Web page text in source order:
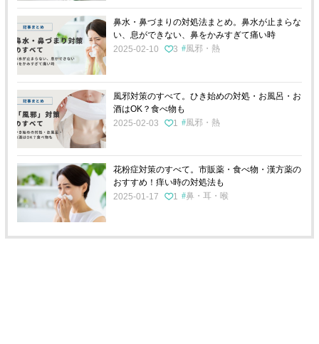
鼻水・鼻づまりの対処法まとめ。鼻水が止まらな
い、息ができない、鼻をかみすぎて痛い時
2025-02-10
3 風邪・熱
風邪対策のすべて。ひき始めの対処・お風呂・お
酒はOK？食べ物も
2025-02-03
1 風邪・熱
花粉症対策のすべて。市販薬・食べ物・漢方薬の
おすすめ！痒い時の対処法も
2025-01-17
1 鼻・耳・喉